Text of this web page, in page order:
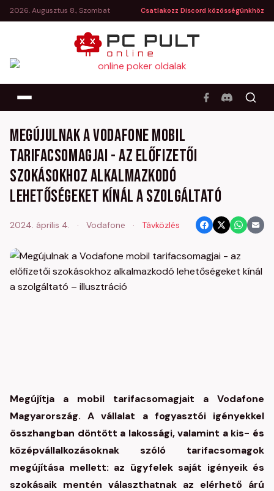
2026. Augusztus 8., Szombat Csatlakozz Discord közösségünkhöz
Megújulnak a Vodafone mobil
tarifacsomagjai - az előfizetői
szokásokhoz alkalmazkodó
lehetőségeket kínál a szolgáltató
2024. április 4. · Vodafone · Távközlés
Megújítja a mobil tarifacsomagjait a Vodafone
Magyarország. A vállalat a fogyasztói igényekkel
összhangban döntött a lakossági, valamint a kis- és
középvállalkozásoknak szóló tarifacsomagok
megújítása mellett: az ügyfelek saját igényeik és
szokásaik mentén választhatnak az elérhető árú